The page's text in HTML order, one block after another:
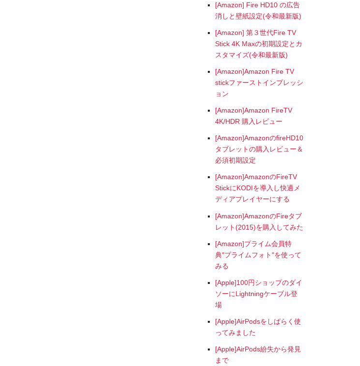
[Amazon] Fire HD10 の広告
消しと壁紙設定(令和最新版)
[Amazon] 第３世代Fire TV
Stick 4K Maxの初期設定とカ
スタマイズ(令和最新版)
[Amazon]Amazon Fire TV
stickファーストインプレッシ
ョン
[Amazon]Amazon FireTV
4K/HDR 購入レビュー
[Amazon]AmazonのfireHD10
タブレットの購入レビュー＆
必須初期設定
[Amazon]AmazonのFireTV
StickにKODIを導入し快適メ
ディアプレイヤーにする
[Amazon]AmazonのFireタブ
レット(2015)を購入してみた
[Amazon]プライム会員特
典"プライムフォト"を使って
みる
[Apple]100円ショップのダイ
ソーにLightningケーブル登
場
[Apple]AirPodsをしばらく使
ってみました
[Apple]AirPods紛失から発見
まで